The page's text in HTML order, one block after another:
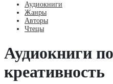
Аудиокниги
Жанры
Авторы
Чтецы
Аудиокниги
креативность